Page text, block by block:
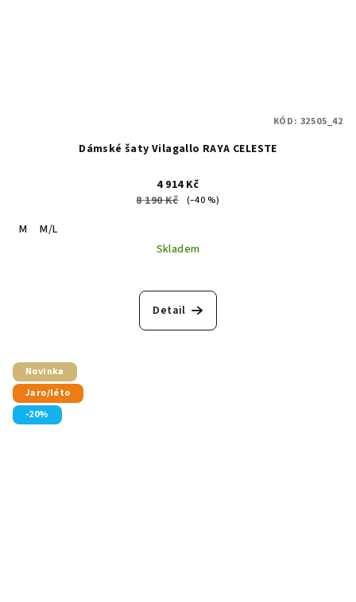
Dámské šaty Vilagallo RAYA CELESTE
4 914 Kč
8 190 Kč
(–40 %)
M
M/L
Skladem
Detail
KÓD: 32505_42
Novinka
Jaro/léto
-20%